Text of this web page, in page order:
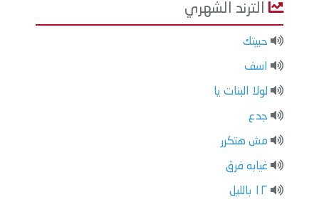
الترند الشهري
حبيتك
اسف
لولا البنات يا
جدع
مش هتكرر
غيابه فرق
١٢ بالليل